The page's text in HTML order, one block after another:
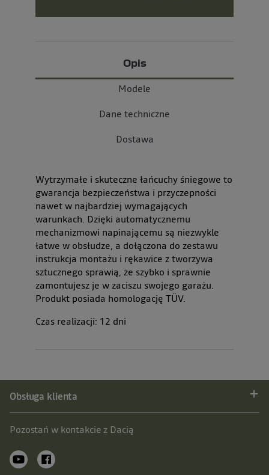
Opis
Modele
Dane techniczne
Dostawa
Wytrzymałe i skuteczne łańcuchy śniegowe to
gwarancja bezpieczeństwa i przyczepności
nawet w najbardziej wymagających
warunkach. Dzięki automatycznemu
mechanizmowi napinającemu są niezwykle
łatwe w obsłudze, a dołączona do zestawu
instrukcja montażu i rękawice z tworzywa
sztucznego sprawią, że szybko i sprawnie
zamontujesz je w zaciszu swojego garażu.
Produkt posiada homologację TÜV.
Czas realizacji: 12 dni
Obsługa klienta
Pozostań w kontakcie z Dacią